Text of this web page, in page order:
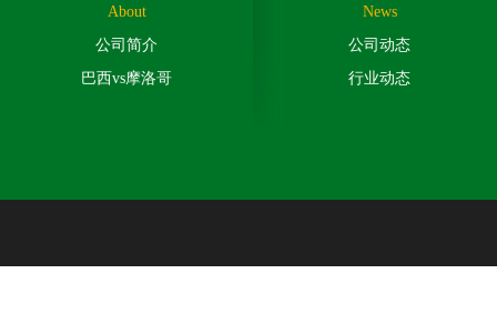
About
公司简介
巴西vs摩洛哥
News
公司动态
行业动态